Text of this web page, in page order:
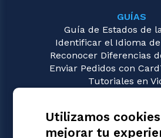
GUÍAS
Guía de Estados de
Identificar el Idioma
Reconocer Diferencias
Enviar Pedidos con
Tutoriales en
Sorcery:
Magic: the
Utilizamos
mejorar tu